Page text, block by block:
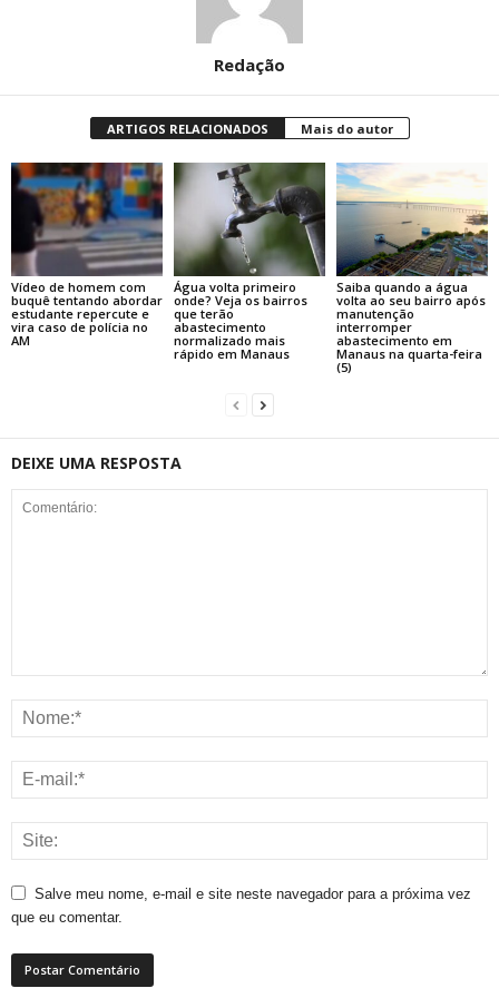
Redação
ARTIGOS RELACIONADOS Mais do autor
Vídeo de homem com
buquê tentando abordar
estudante repercute e
vira caso de polícia no
AM
Água volta primeiro
onde? Veja os bairros
que terão
abastecimento
normalizado mais
rápido em Manaus
Saiba quando a água
volta ao seu bairro após
manutenção
interromper
abastecimento em
Manaus na quarta-feira
(5)
DEIXE UMA RESPOSTA
Salve meu nome, e-mail e site neste navegador para a próxima vez
que eu comentar.